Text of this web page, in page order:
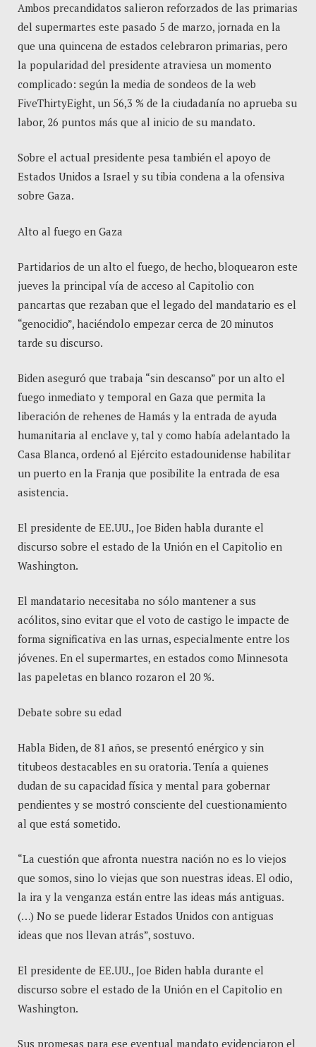
Ambos precandidatos salieron reforzados de las primarias
del supermartes este pasado 5 de marzo, jornada en la
que una quincena de estados celebraron primarias, pero
la popularidad del presidente atraviesa un momento
complicado: según la media de sondeos de la web
FiveThirtyEight, un 56,3 % de la ciudadanía no aprueba su
labor, 26 puntos más que al inicio de su mandato.
Sobre el actual presidente pesa también el apoyo de
Estados Unidos a Israel y su tibia condena a la ofensiva
sobre Gaza.
Alto al fuego en Gaza
Partidarios de un alto el fuego, de hecho, bloquearon este
jueves la principal vía de acceso al Capitolio con
pancartas que rezaban que el legado del mandatario es el
“genocidio”, haciéndolo empezar cerca de 20 minutos
tarde su discurso.
Biden aseguró que trabaja “sin descanso” por un alto el
fuego inmediato y temporal en Gaza que permita la
liberación de rehenes de Hamás y la entrada de ayuda
humanitaria al enclave y, tal y como había adelantado la
Casa Blanca, ordenó al Ejército estadounidense habilitar
un puerto en la Franja que posibilite la entrada de esa
asistencia.
El presidente de EE.UU., Joe Biden habla durante el
discurso sobre el estado de la Unión en el Capitolio en
Washington.
El mandatario necesitaba no sólo mantener a sus
acólitos, sino evitar que el voto de castigo le impacte de
forma significativa en las urnas, especialmente entre los
jóvenes. En el supermartes, en estados como Minnesota
las papeletas en blanco rozaron el 20 %.
Debate sobre su edad
Habla Biden, de 81 años, se presentó enérgico y sin
titubeos destacables en su oratoria. Tenía a quienes
dudan de su capacidad física y mental para gobernar
pendientes y se mostró consciente del cuestionamiento
al que está sometido.
“La cuestión que afronta nuestra nación no es lo viejos
que somos, sino lo viejas que son nuestras ideas. El odio,
la ira y la venganza están entre las ideas más antiguas.
(…) No se puede liderar Estados Unidos con antiguas
ideas que nos llevan atrás”, sostuvo.
El presidente de EE.UU., Joe Biden habla durante el
discurso sobre el estado de la Unión en el Capitolio en
Washington.
Sus promesas para ese eventual mandato evidenciaron el